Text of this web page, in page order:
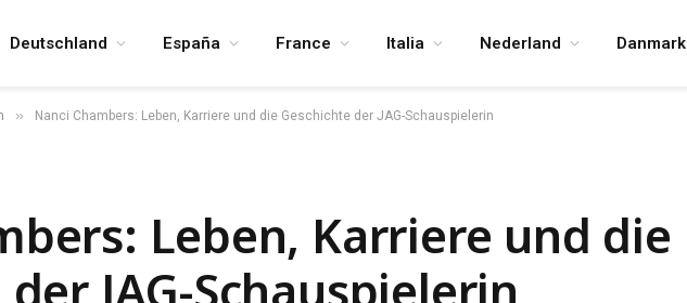
Deutschland España France Italia Nederland Danmark
» Nanci Chambers: Leben, Karriere und die Geschichte der JAG-Schauspielerin
Leben, Karriere und die